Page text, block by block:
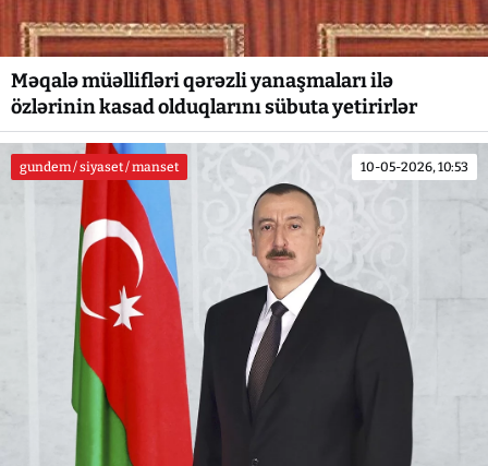
Məqalə müəllifləri qərəzli yanaşmaları ilə
özlərinin kasad olduqlarını sübuta yetirirlər
gundem / siyaset / manset 10-05-2026, 10:53